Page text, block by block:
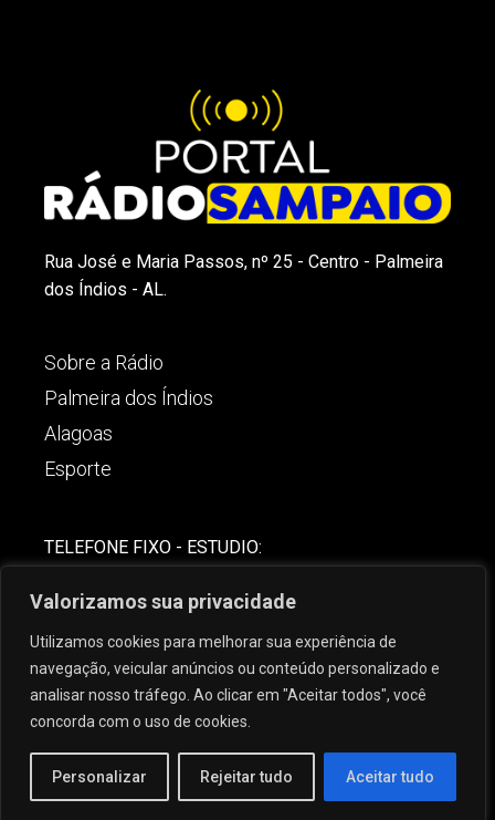
Valorizamos sua privacidade
Utilizamos cookies para melhorar sua experiência de
navegação, veicular anúncios ou conteúdo personalizado e
analisar nosso tráfego. Ao clicar em "Aceitar todos", você
concorda com o uso de cookies.
Personalizar Rejeitar tudo Aceitar tudo
Rua José e Maria Passos, nº 25 - Centro - Palmeira
dos Índios - AL.
Sobre a Rádio
Palmeira dos Índios
Alagoas
Esporte
TELEFONE FIXO - ESTUDIO:
(82) 99621-8806